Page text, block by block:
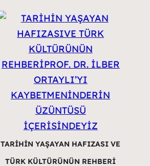
TARİHİN YAŞAYAN HAFIZASI VE
TÜRK KÜLTÜRÜNÜN REHBERİ